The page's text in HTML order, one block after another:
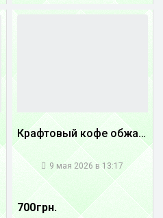
Крафтовый кофе обжареный купаж арабики 3...
9 мая 2026 в 13:17
700 грн.